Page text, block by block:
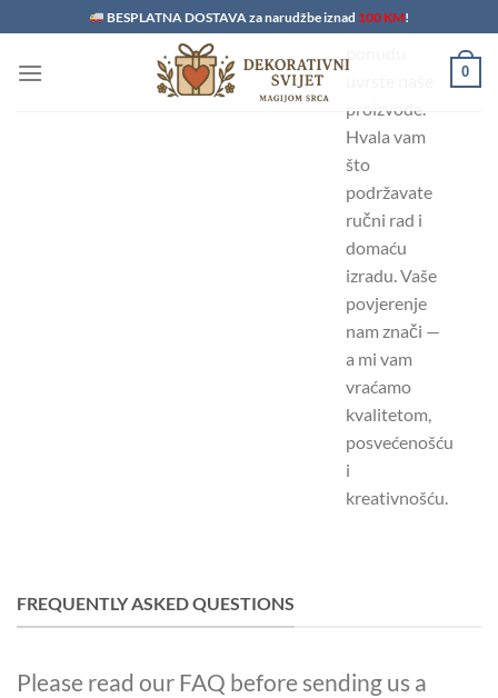
to
content
BESPLATNA DOSTAVA za narudžbe iznad 100 KM!
0
da u svoju
proizvode.
Hvala vam
što
podržavate
ručni rad i
domaću
izradu. Vaše
povjerenje
nam znači —
a mi vam
vraćamo
kvalitetom,
posvećenošću
i
kreativnošću.
FREQUENTLY ASKED QUESTIONS
Please read our FAQ before sending us a